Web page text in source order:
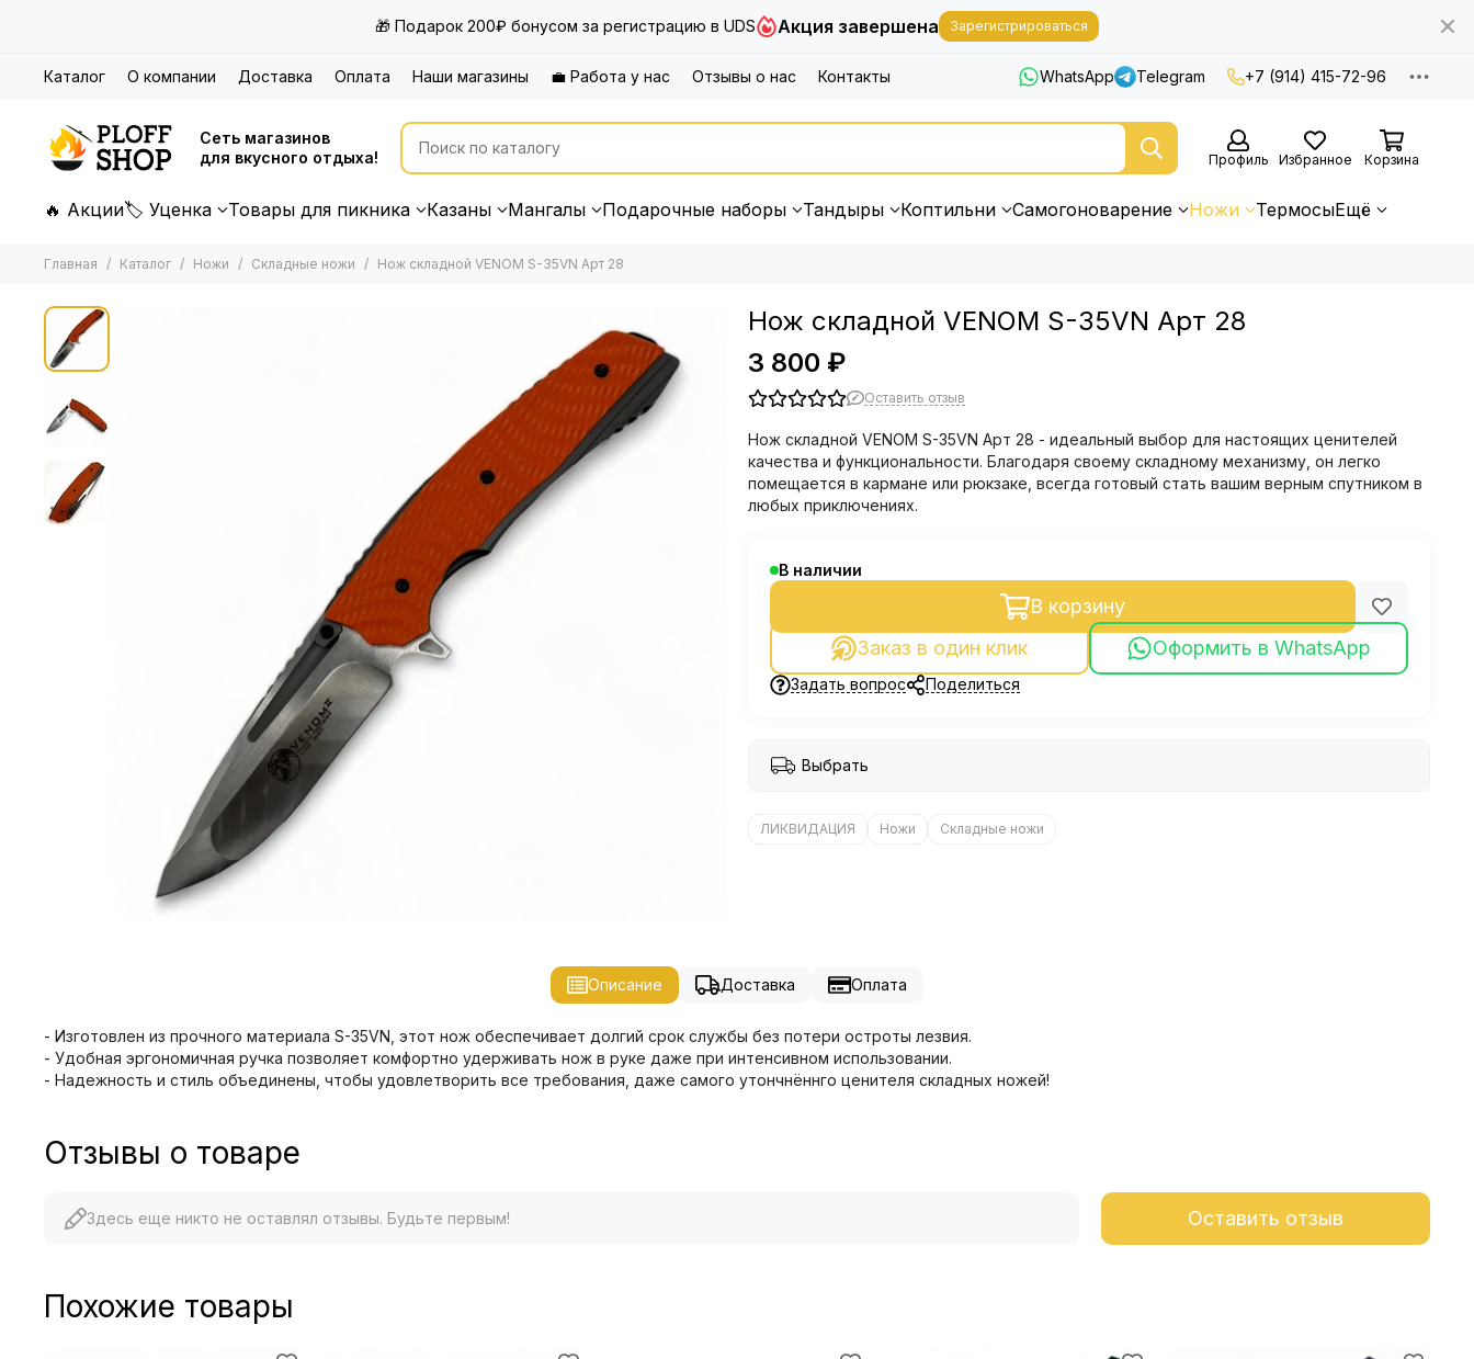
🎁 Подарок 200₽ бонусом за регистрацию в UDS Акция завершена Зарегистрироваться
Каталог О компании Доставка Оплата Наши магазины 💼 Работа у нас Отзывы о нас Контакты WhatsApp Telegram +7 (914) 415-72-96
Сеть магазинов
для вкусного отдыха!
Профиль Избранное Корзина
🔥 Акции🏷 Уценка Товары для пикника Казаны Мангалы Подарочные наборы Тандыры Коптильни Самогоноварение Ножи ТермосыЕщё
Главная Каталог Ножи Складные ножи Нож складной VENOM S-35VN Арт 28
Нож складной VENOM S-35VN Арт 28
3 800 ₽
Оставить отзыв
Нож складной VENOM S-35VN Арт 28 - идеальный выбор для настоящих ценителей
качества и функциональности. Благодаря своему складному механизму, он легко
помещается в кармане или рюкзаке, всегда готовый стать вашим верным спутником в
любых приключениях.
В наличии
В корзину
Заказ в один клик
Оформить в WhatsApp
Задать вопрос Поделиться
Выбрать
ЛИКВИДАЦИЯ Ножи Складные ножи
Описание Доставка Оплата
- Изготовлен из прочного материала S-35VN, этот нож обеспечивает долгий срок службы без потери остроты лезвия.
- Удобная эргономичная ручка позволяет комфортно удерживать нож в руке даже при интенсивном использовании.
- Надежность и стиль объединены, чтобы удовлетворить все требования, даже самого утончнённго ценителя складных ножей!
Отзывы о товаре
Здесь еще никто не оставлял отзывы. Будьте первым! Оставить отзыв
Похожие товары